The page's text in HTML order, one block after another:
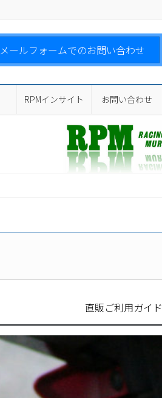
メールフォームでのお問い合わせ
RPMインサイト お問い合わせ
直販ご利用ガイド